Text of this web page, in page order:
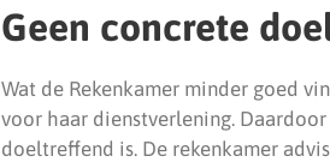
Geen concrete
Wat de Rekenkamer minder goed
voor haar dienstverlening.
doeltreffend is. De rekenkamer